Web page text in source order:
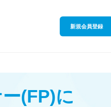
新規会員登録
(FP)に